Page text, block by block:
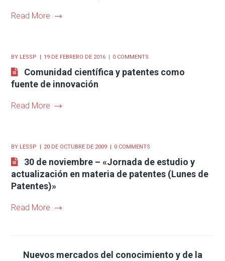
Read More
BY LESSP 19 DE FEBRERO DE 2016 0 COMMENTS
Comunidad científica y patentes como
fuente de innovación
Read More
BY LESSP 20 DE OCTUBRE DE 2009 0 COMMENTS
30 de noviembre – «Jornada de estudio y
actualización en materia de patentes (Lunes de
Patentes)»
Read More
Nuevos mercados del conocimiento y de la